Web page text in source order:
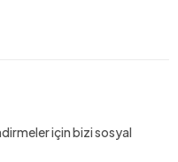
için bizi sosyal